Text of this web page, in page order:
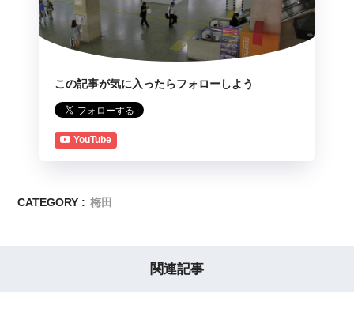
この記事が気に入ったらフォローしよう
YouTube
CATEGORY : 梅田
関連記事